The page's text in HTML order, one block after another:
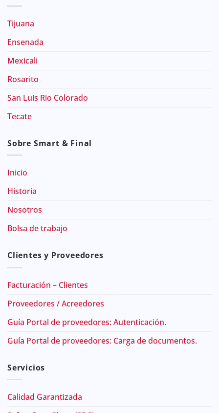
Tijuana
Ensenada
Mexicali
Rosarito
San Luis Rio Colorado
Tecate
Sobre Smart & Final
Inicio
Historia
Nosotros
Bolsa de trabajo
Clientes y Proveedores
Facturación – Clientes
Proveedores / Acreedores
Guía Portal de proveedores: Autenticación.
Guía Portal de proveedores: Carga de documentos.
Servicios
Calidad Garantizada